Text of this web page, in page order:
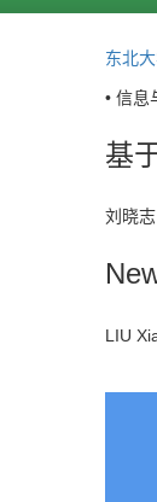
东北
• 信息
基
刘晓
LIU